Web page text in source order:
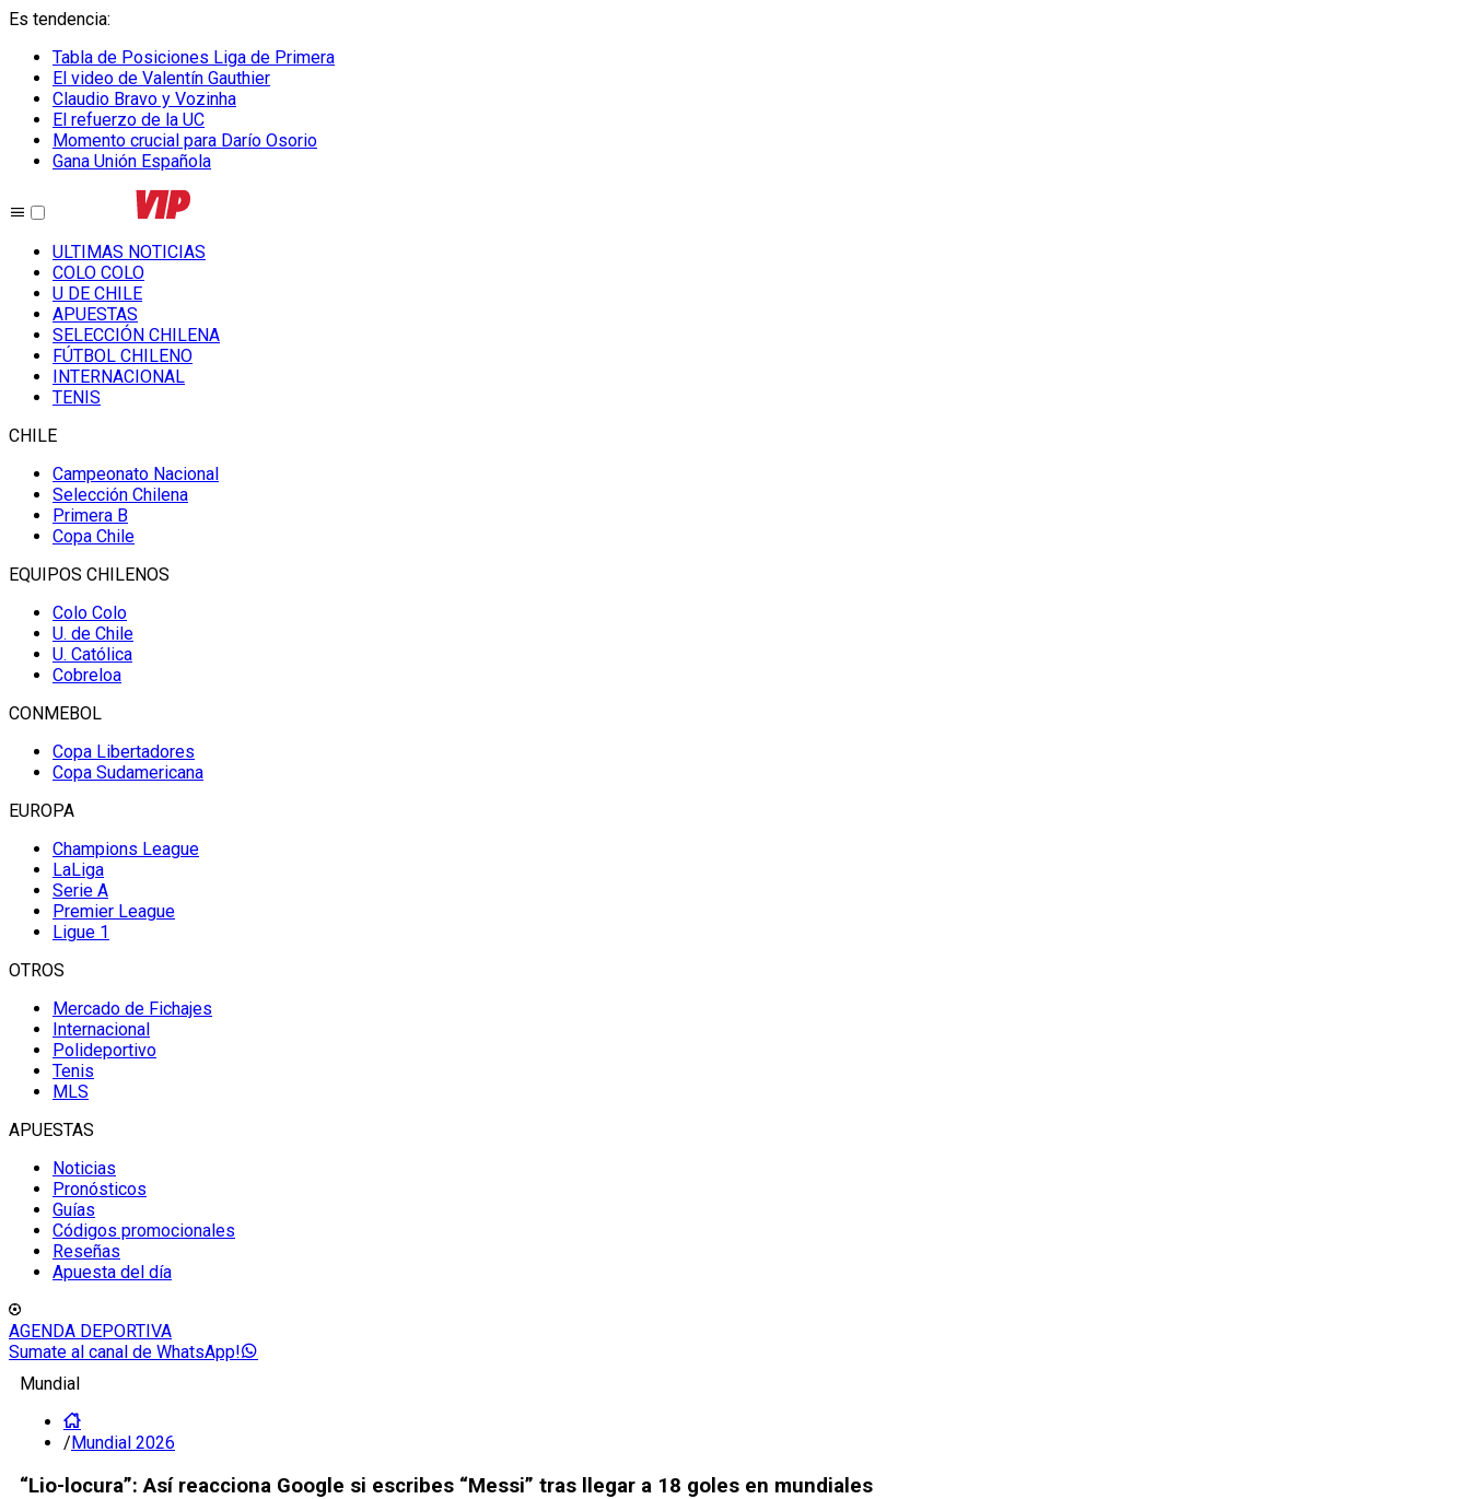
Es tendencia:
Tabla de Posiciones Liga de Primera
El video de Valentín Gauthier
Claudio Bravo y Vozinha
El refuerzo de la UC
Momento crucial para Darío Osorio
Gana Unión Española
ULTIMAS NOTICIAS
COLO COLO
U DE CHILE
APUESTAS
SELECCIÓN CHILENA
FÚTBOL CHILENO
INTERNACIONAL
TENIS
CHILE
Campeonato Nacional
Selección Chilena
Primera B
Copa Chile
EQUIPOS CHILENOS
Colo Colo
U. de Chile
U. Católica
Cobreloa
CONMEBOL
Copa Libertadores
Copa Sudamericana
EUROPA
Champions League
LaLiga
Serie A
Premier League
Ligue 1
OTROS
Mercado de Fichajes
Internacional
Polideportivo
Tenis
MLS
APUESTAS
Noticias
Pronósticos
Guías
Códigos promocionales
Reseñas
Apuesta del día
AGENDA DEPORTIVA
Sumate al canal de WhatsApp!
Mundial
/Mundial 2026
“Lio-locura”: Así reacciona Google si escribes “Messi” tras llegar a 18 goles en mundiales